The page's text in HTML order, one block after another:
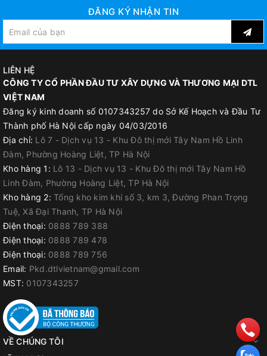
ĐĂNG KÝ NHẬN TIN
LIÊN HỆ
CÔNG TY CỔ PHẦN ĐẦU TƯ XÂY DỰNG VÀ THƯƠNG MẠI DTL
VIỆT NAM
Đăng ký kinh doanh số 0107343257 do Sở Kế Hoạch và Đầu Tư
Thành phố Hà Nội cấp ngày 04/03/2016
Địa chỉ: Lô 7 - Dịch vụ 13 - Khu Đô thị mới Tây Nam Hồ Linh
Đàm, Phường Hoàng Liệt, TP Hà Nội
Kho hàng 1: Lô 13 - Dịch vụ 13 - Khu Đô thị mới Tây Nam Hồ
Linh Đàm, Phường Hoàng Liệt, TP Hà Nội
Kho hàng 2: Tổng kho kim khí số 3, km 3, Đường Phan Trọng
Tuệ, Xã Đại Thanh, TP Hà Nội
Điện thoại: 0888 789 388
Điện thoại: 0888 789 478
Điện thoại: 0888 789 756
Email: Pkd.dtlvietnam@gmail.com
MST: 0107343257
VỀ CHÚNG TÔI